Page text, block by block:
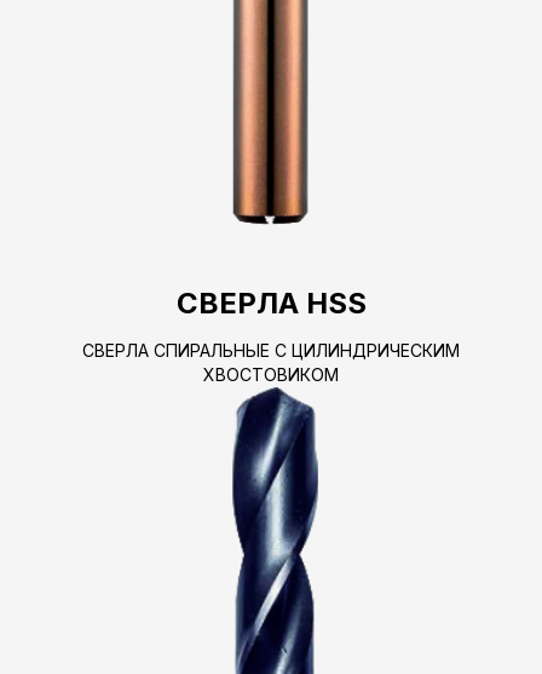
СВЕРЛА HSS
СВЕРЛА СПИРАЛЬНЫЕ С ЦИЛИНДРИЧЕСКИМ
ХВОСТОВИКОМ